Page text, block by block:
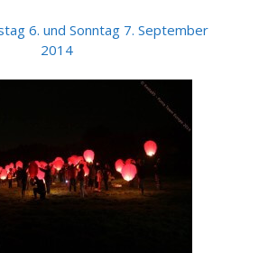
6. und Sonntag 7. September
2014